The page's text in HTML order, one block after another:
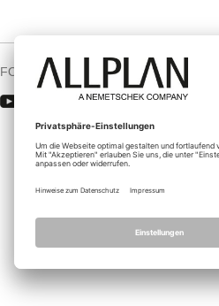
FOLGEN SIE UNS AUF